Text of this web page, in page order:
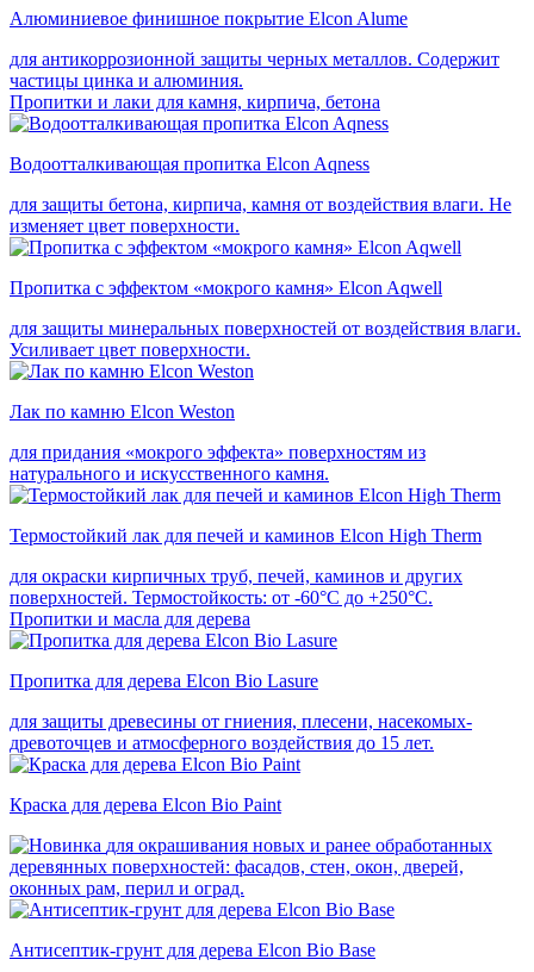
Алюминиевое финишное покрытие Elcon Alume
для антикоррозионной защиты черных металлов. Содержит
частицы цинка и алюминия.
Пропитки и лаки для камня, кирпича, бетона
Водоотталкивающая пропитка Elcon Aqness
для защиты бетона, кирпича, камня от воздействия влаги. Не
изменяет цвет поверхности.
Пропитка с эффектом «мокрого камня» Elcon Aqwell
для защиты минеральных поверхностей от воздействия влаги.
Усиливает цвет поверхности.
Лак по камню Elcon Weston
для придания «мокрого эффекта» поверхностям из
натурального и искусственного камня.
Термостойкий лак для печей и каминов Elcon High Therm
для окраски кирпичных труб, печей, каминов и других
поверхностей. Термостойкость: от -60°С до +250°С.
Пропитки и масла для дерева
Пропитка для дерева Elcon Bio Lasure
для защиты древесины от гниения, плесени, насекомых-
древоточцев и атмосферного воздействия до 15 лет.
Краска для дерева Elcon Bio Paint
для окрашивания новых и ранее обработанных
деревянных поверхностей: фасадов, стен, окон, дверей,
оконных рам, перил и оград.
Антисептик-грунт для дерева Elcon Bio Base